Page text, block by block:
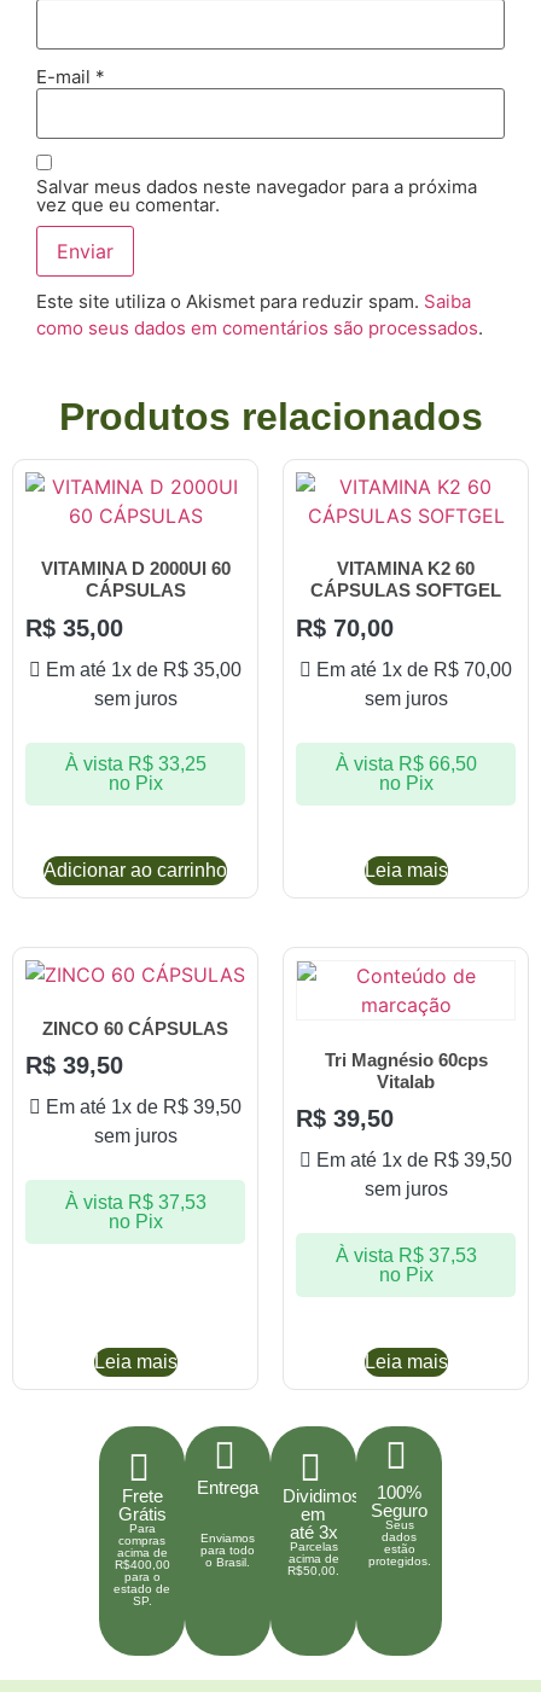
E-mail *
Salvar meus dados neste navegador para a próxima
vez que eu comentar.
Este site utiliza o Akismet para reduzir spam. Saiba
como seus dados em comentários são processados.
Produtos relacionados
VITAMINA D 2000UI 60
CÁPSULAS
R$ 35,00
Em até 1x de R$ 35,00
sem juros
À vista R$33,25
no Pix
Adicionar ao carrinho
VITAMINA K2 60
CÁPSULAS SOFTGEL
R$ 70,00
Em até 1x de R$ 70,00
sem juros
À vista R$66,50
no Pix
Leia mais
ZINCO 60 CÁPSULAS
R$ 39,50
Em até 1x de R$ 39,50
sem juros
À vista R$37,53
no Pix
Leia mais
Tri Magnésio 60cps
Vitalab
R$ 39,50
Em até 1x de R$ 39,50
sem juros
À vista R$37,53
no Pix
Leia mais
Frete
Grátis
Para
compras
acima de
R$400,00
para o
estado de
SP.
Entrega
Enviamos
para todo
o Brasil.
Dividimos
em
até 3x
Parcelas
acima de
R$50,00.
100%
Seguro
Seus
dados
estão
protegidos.